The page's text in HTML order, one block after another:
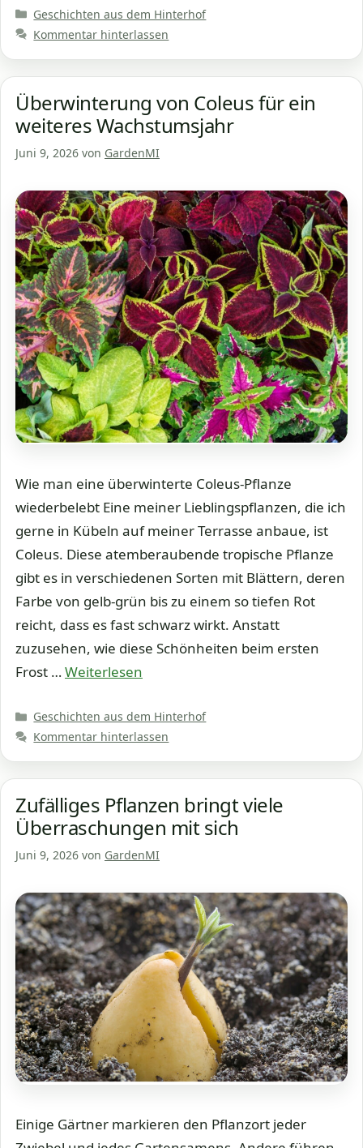
Kategorien
Geschichten aus dem Hinterhof
Kommentar hinterlassen
Überwinterung von Coleus für ein
weiteres Wachstumsjahr
Juni 9, 2026 von GardenMI
Wie man eine überwinterte Coleus-Pflanze
wiederbelebt Eine meiner Lieblingspflanzen, die ich
gerne in Kübeln auf meiner Terrasse anbaue, ist
Coleus. Diese atemberaubende tropische Pflanze
gibt es in verschiedenen Sorten mit Blättern, deren
Farbe von gelb-grün bis zu einem so tiefen Rot
reicht, dass es fast schwarz wirkt. Anstatt
zuzusehen, wie diese Schönheiten beim ersten
Frost …Weiterlesen
Kategorien
Geschichten aus dem Hinterhof
Kommentar hinterlassen
Zufälliges Pflanzen bringt viele
Überraschungen mit sich
Juni 9, 2026 von GardenMI
Einige Gärtner markieren den Pflanzort jeder